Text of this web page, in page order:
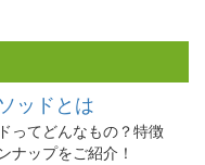
ッドとは
ってどんなもの？特徴
ナップをご紹介！